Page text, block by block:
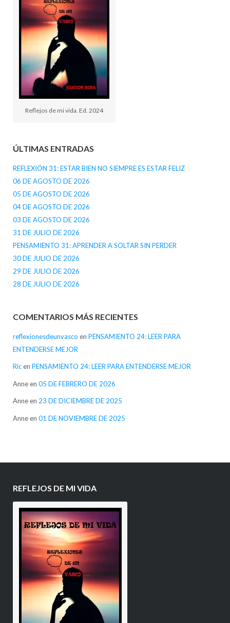
Reflejos de mi vida. Ed. 2024
ÚLTIMAS ENTRADAS
REFLEXIÓN 31: ESTAR BIEN NO SIEMPRE ES ESTAR FELIZ
06 DE AGOSTO DE 2026
05 DE AGOSTO DE 2026
04 DE AGOSTO DE 2026
03 DE AGOSTO DE 2026
31 DE JULIO DE 2026
PENSAMIENTO 31: APRENDER A SOLTAR SIN PERDER
30 DE JULIO DE 2026
29 DE JULIO DE 2026
28 DE JULIO DE 2026
COMENTARIOS MÁS RECIENTES
reflexionesdeunvasco en PENSAMIENTO 24: LEER PARA
ENTENDERSE MEJOR
Ricen PENSAMIENTO 24: LEER PARA ENTENDERSE MEJOR
Anneen 05 DE FEBRERO DE 2026
Anneen 23 DE DICIEMBRE DE 2025
Anneen 01 DE NOVIEMBRE DE 2025
REFLEJOS DE MI VIDA